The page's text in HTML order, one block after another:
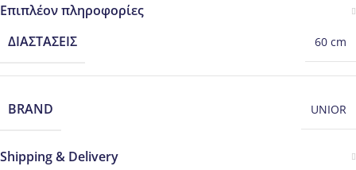
Επιπλέον πληροφορίες
ΔΙΑΣΤΆΣΕΙΣ
60 cm
BRAND UNIOR
Shipping & Delivery